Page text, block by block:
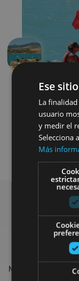
Previous
Find more plans
Navarre: organised
Ese
La
usuario
y medir el
Selecciona
Más